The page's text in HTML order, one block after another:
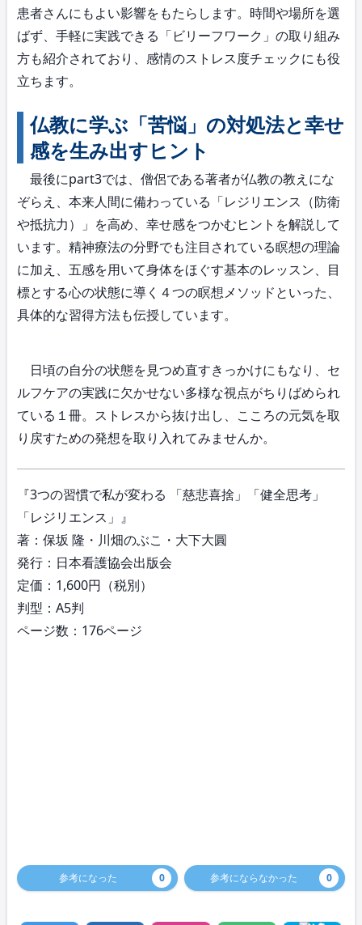
患者さんにもよい影響をもたらします。時間や場所を選
ばず、手軽に実践できる「ビリーフワーク」の取り組み
方も紹介されており、感情のストレス度チェックにも役
立ちます。
仏教に学ぶ「苦悩」の対処法と幸せ
感を生み出すヒント
最後にpart3では、僧侶である著者が仏教の教えにな
ぞらえ、本来人間に備わっている「レジリエンス（防衛
や抵抗力）」を高め、幸せ感をつかむヒントを解説して
います。精神療法の分野でも注目されている瞑想の理論
に加え、五感を用いて身体をほぐす基本のレッスン、目
標とする心の状態に導く４つの瞑想メソッドといった、
具体的な習得方法も伝授しています。
日頃の自分の状態を見つめ直すきっかけにもなり、セ
ルフケアの実践に欠かせない多様な視点がちりばめられ
ている１冊。ストレスから抜け出し、こころの元気を取
り戻すための発想を取り入れてみませんか。
『3つの習慣で私が変わる 「慈悲喜捨」「健全思考」
「レジリエンス」』
著：保坂 隆・川畑のぶこ・大下大圓
発行：日本看護協会出版会
定価：1,600円（税別）
判型：A5判
ページ数：176ページ
参考になった 0 参考にならなかった 0